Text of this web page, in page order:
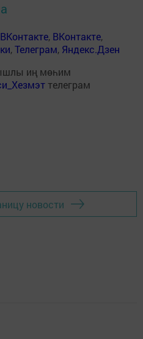
ВКонтакте, ВКонтакте,
,Телеграм, Яндекс.Дзен
иң мөһим
телеграм
новости